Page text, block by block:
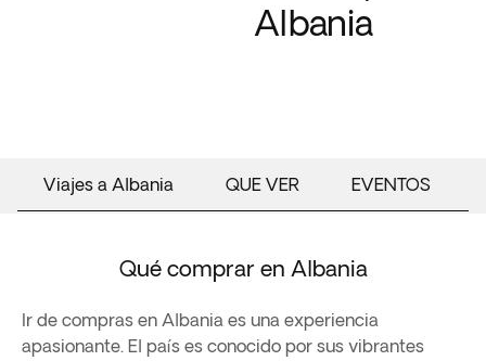
Albania
Viajes a Albania QUE VER EVENTOS
Qué comprar en Albania
Ir de compras en Albania es una experiencia
apasionante. El país es conocido por sus vibrantes